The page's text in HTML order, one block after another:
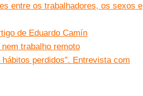
entre os trabalhadores, os sexos e
de Eduardo Camín
trabalho remoto
perdidos”. Entrevista com